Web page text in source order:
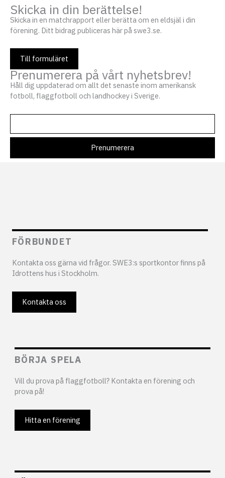
Skicka in din berättelse!
Skicka in en matchrapport eller berätta om en eldsjäl i din
förening. Ditt bidrag publiceras här på swe3.se.
Till formuläret
Prenumerera på vårt nyhetsbrev!
Håll dig uppdaterad om allt det senaste inom amerikansk
fotboll, flaggfotboll och landhockey i Sverige.
FÖRBUNDET
Kontakta oss gärna vid frågor. SWE3:s sportkontor finns på
Idrottens hus i Stockholm.
Kontakta oss
BÖRJA SPELA
Vill du prova på flaggfotboll? Kontakta en förening och
prova på!
Hitta en förening